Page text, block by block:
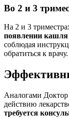
Во 2 и 3
На 2 и 3
появлении кашля
соблюдая
обратиться к врачу.
Аналогами
действию
требуется